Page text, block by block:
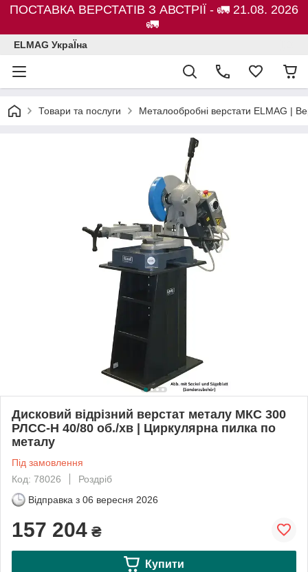
ПОСТАВКА ВЕРСТАТІВ З АВСТРІЇ - 🚛 21.08. 2026
🚛
ELMAG УкраЇна
Товари та послуги Металообробні верстати ELMAG |
Дисковий відрізний верстат металу МКС 300
РЛСС-Н 40/80 об./хв | Циркулярна пилка по
металу
Під замовлення
Код: 78026
Роздріб
Відправка з 06 вересня 2026
157 204 ₴
Купити